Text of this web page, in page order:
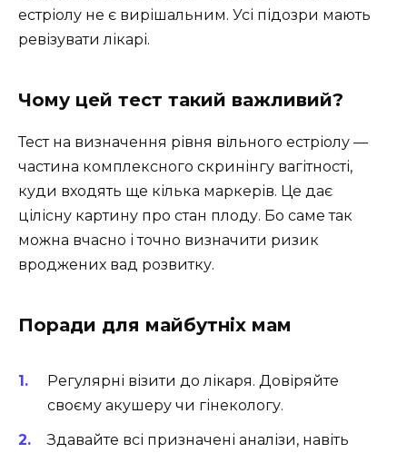
естріолу не є вирішальним. Усі підозри мають
ревізувати лікарі.
Чому цей тест такий важливий?
Тест на визначення рівня вільного естріолу —
частина комплексного скринінгу вагітності,
куди входять ще кілька маркерів. Це дає
цілісну картину про стан плоду. Бо саме так
можна вчасно і точно визначити ризик
вроджених вад розвитку.
Поради для майбутніх мам
Регулярні візити до лікаря. Довіряйте
своєму акушеру чи гінекологу.
Здавайте всі призначені аналізи, навіть